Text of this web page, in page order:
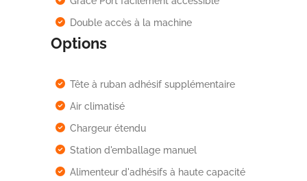
Double accès à la machine
Options
Tête à ruban adhésif supplémentaire
Air climatisé
Chargeur étendu
Station d'emballage manuel
Alimenteur d'adhésifs à haute capacité